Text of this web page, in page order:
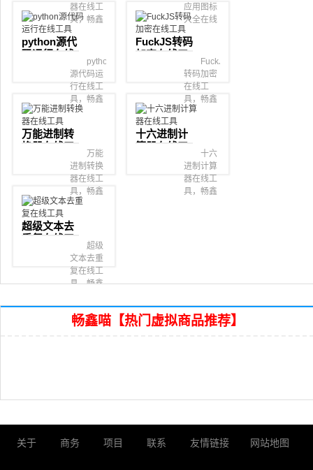
器在线工
具，畅鑫
喵超级在
线工具
应用图标
大全在线
工具，畅
鑫喵超级
在线工具
箱。
python源代
码运行在线
python
源代码运
行在线工
具，畅鑫
喵超级在
箱。
FuckJS转码
加密在线工
FuckJS
转码加密
在线工
具，畅鑫
喵超级在
箱。
万能进制转
换器在线工
万能
进制转换
器在线工
具，畅鑫
喵超级在
箱。
十六进制计
算器在线工
十六
进制计算
器在线工
具，畅鑫
超级文本去
重复在线工
超级
文本去重
复在线工
具，畅鑫
线工具
箱。
畅鑫喵【热门虚拟商品推荐】
关于 商务 项目 联系 友情链接 网站地图